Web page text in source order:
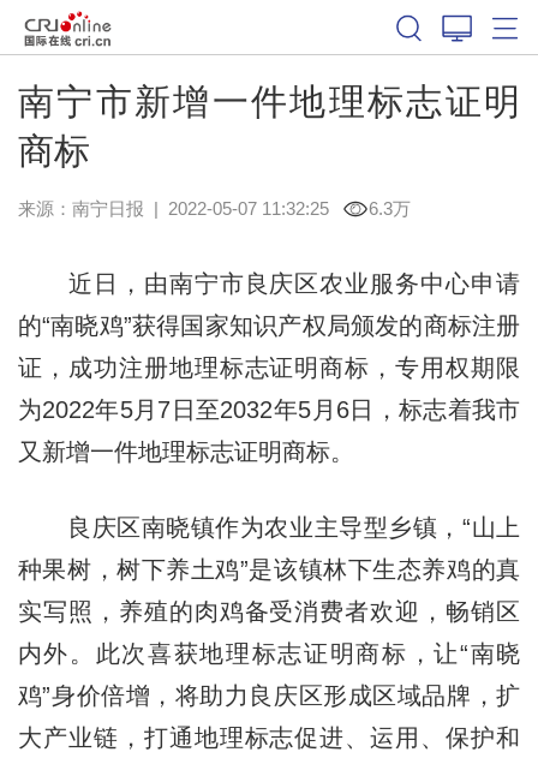
南宁市新增一件地理标志证明
商标
来源： 南宁日报 | 2022-05-07 11:32:25 6.3万
近日，由南宁市良庆区农业服务中心申请
的“南晓鸡”获得国家知识产权局颁发的商标注册
证，成功注册地理标志证明商标，专用权期限
为2022年5月7日至2032年5月6日，标志着我市
又新增一件地理标志证明商标。
良庆区南晓镇作为农业主导型乡镇，“山上
种果树，树下养土鸡”是该镇林下生态养鸡的真
实写照，养殖的肉鸡备受消费者欢迎，畅销区
内外。此次喜获地理标志证明商标，让“南晓
鸡”身价倍增，将助力良庆区形成区域品牌，扩
大产业链，打通地理标志促进、运用、保护和